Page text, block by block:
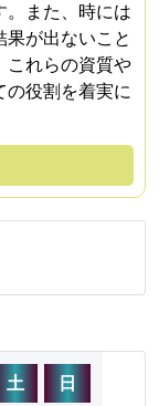
。また、時には
が出ないこと
これらの資質や
の役割を着実に
土 日